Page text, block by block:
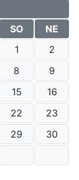
SO
NE
1
2
8
9
15
16
22
23
29
30